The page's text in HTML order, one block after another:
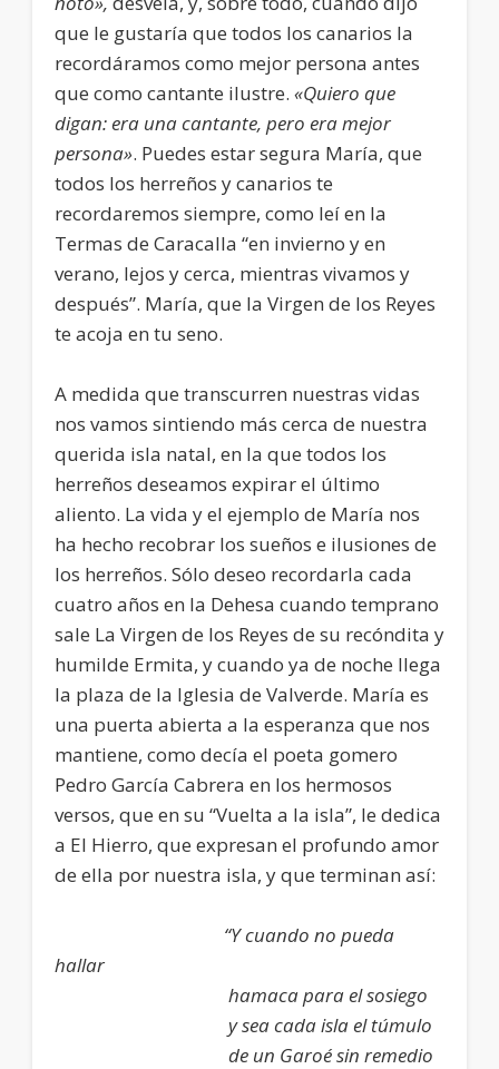
que le gustaría que todos los canarios la
recordáramos como mejor persona antes
que como cantante ilustre. «Quiero que
digan: era una cantante, pero era mejor
persona». Puedes estar segura María, que
todos los herreños y canarios te
recordaremos siempre, como leí en la
Termas de Caracalla “en invierno y en
verano, lejos y cerca, mientras vivamos y
después”. María, que la Virgen de los Reyes
te acoja en tu seno.
A medida que transcurren nuestras vidas
nos vamos sintiendo más cerca de nuestra
querida isla natal, en la que todos los
herreños deseamos expirar el último
aliento. La vida y el ejemplo de María nos
ha hecho recobrar los sueños e ilusiones de
los herreños. Sólo deseo recordarla cada
cuatro años en la Dehesa cuando temprano
sale La Virgen de los Reyes de su recóndita y
humilde Ermita, y cuando ya de noche llega
la plaza de la Iglesia de Valverde. María es
una puerta abierta a la esperanza que nos
mantiene, como decía el poeta gomero
Pedro García Cabrera en los hermosos
versos, que en su “Vuelta a la isla”, le dedica
a El Hierro, que expresan el profundo amor
de ella por nuestra isla, y que terminan así:
“Y cuando no pueda
hallar
hamaca para el sosiego
y sea cada isla el túmulo
de un Garoé sin remedio